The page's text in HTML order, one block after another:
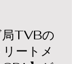
TVBの
ートメ